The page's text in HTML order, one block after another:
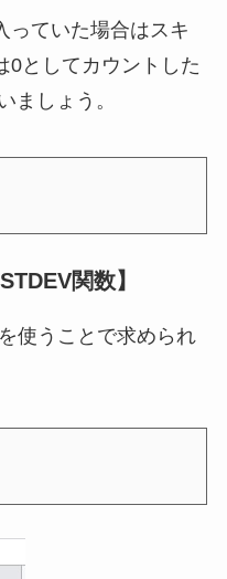
っていた場合はスキ
0としてカウントした
ましょう。
関数】
使うことで求められ